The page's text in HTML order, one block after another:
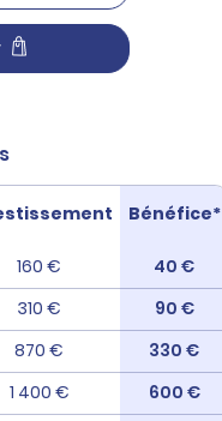
Bénéfice*
160 €
40 €
310 €
90 €
870 €
330 €
1 400 €
600 €